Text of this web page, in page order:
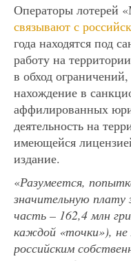
Операторы лотерей
связывают с
года находятся под
работу на
в обход
нахождение в
аффилированных
деятельность на
имеющейся
издание.
«Разумеется,
значительную плату
часть – 162,4 млн
каждой «точки»), не
российским